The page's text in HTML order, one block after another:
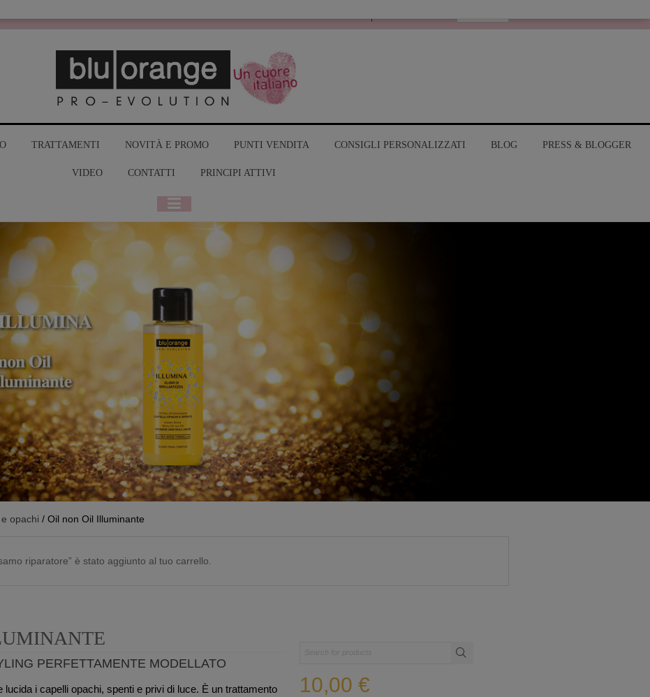
TRATTAMENTI NOVITÀ E PROMO PUNTI VENDITA CONSIGLI PERSONALIZZATI BLOG PRESS & BLOGGER
VIDEO CONTATTI PRINCIPI ATTIVI
opachi / Oil non Oil Illuminante
riparatore” è stato aggiunto al tuo carrello.
PERFETTAMENTE MODELLATO
lucida i capelli opachi, spenti e privi di luce. È un trattamento
10,00 €